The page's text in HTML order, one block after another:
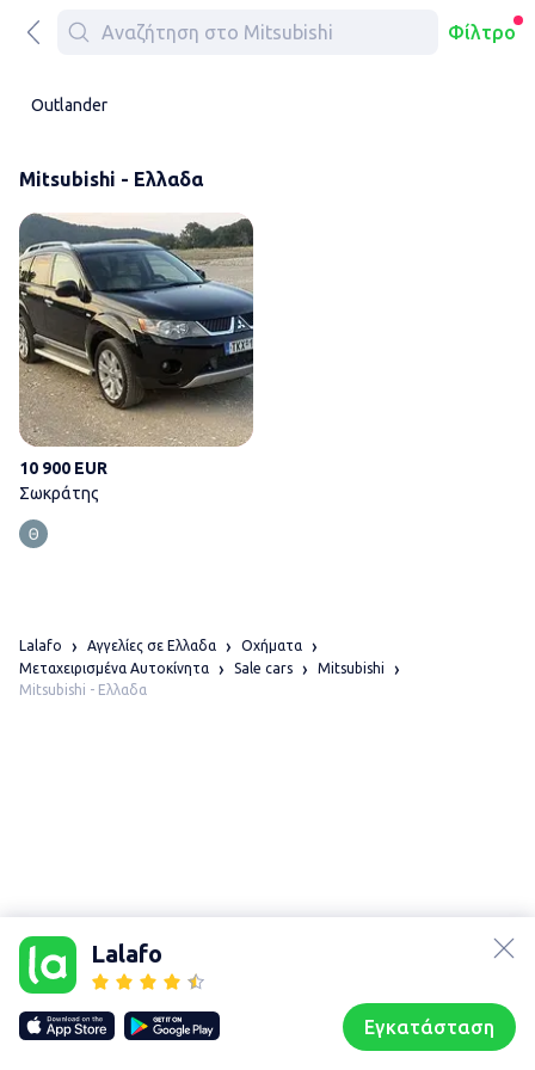
Φίλτρο
Outlander
Mitsubishi - Ελλαδα
10 900 EUR
Σωκράτης
Lalafo
Εγκατάσταση
Lalafo Αγγελίες σε Ελλαδα
Οχήματα
Μεταχειρισμένα Αυτοκίνητα
Sale cars
Mitsubishi
Mitsubishi - Ελλαδα
Our websites
lalafo.kg
lalafo.rs
lalafo.pl
Sitemap
Συζητήσεις Προφίλ